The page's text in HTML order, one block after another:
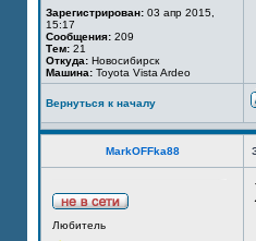
Зарегистрирован: 03 апр 2015,
15:17
Сообщения: 209
Тем: 21
Откуда: Новосибирск
Машина: Toyota Vista Ardeo
Вернуться к началу
MarkOFFka88
Любитель